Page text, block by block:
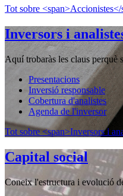
Tot sobre <span>Accionistes</
Inversors i
Aquí trobaràs les claus perquè
Presentacions
Inversió responsable
Cobertura d'analistes
Agenda de l'inversor
Tot sobre <span>Inversors i
Capital social
Coneix l'estructura i evolució